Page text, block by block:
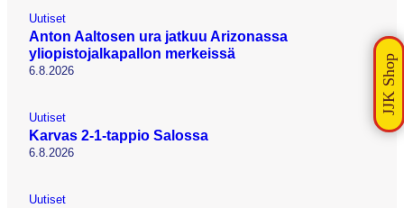
Uutiset
Anton Aaltosen ura jatkuu Arizonassa
yliopistojalkapallon merkeissä
6.8.2026
Uutiset
Karvas 2-1-tappio Salossa
6.8.2026
Uutiset